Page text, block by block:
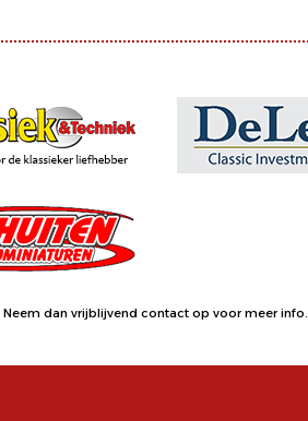
Neem dan vrijblijvend contact op voor meer info.